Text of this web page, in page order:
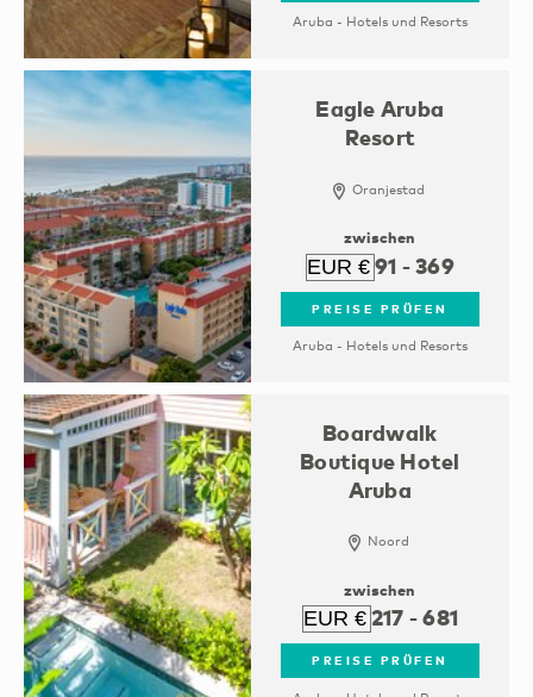
Aruba - Hotels und Resorts
Eagle Aruba
Resort
Oranjestad
zwischen
91 -369
PREISE PRÜFEN
Aruba - Hotels und Resorts
Boardwalk
Boutique Hotel
Aruba
Noord
zwischen
217 -681
PREISE PRÜFEN